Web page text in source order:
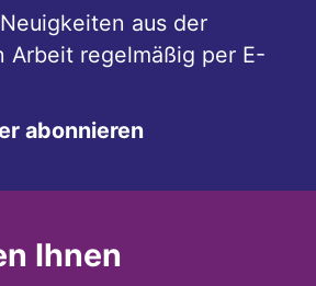
aus der
Arbeit regelmäßig per E-
abonnieren
Ihnen